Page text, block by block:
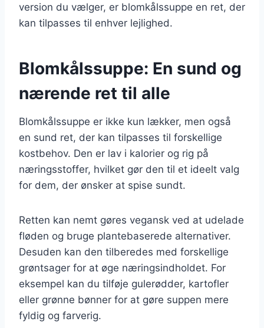
version du vælger, er blomkålssuppe en ret, der
kan tilpasses til enhver lejlighed.
Blomkålssuppe: En sund og
nærende ret til alle
Blomkålssuppe er ikke kun lækker, men også
en sund ret, der kan tilpasses til forskellige
kostbehov. Den er lav i kalorier og rig på
næringsstoffer, hvilket gør den til et ideelt valg
for dem, der ønsker at spise sundt.
Retten kan nemt gøres vegansk ved at udelade
fløden og bruge plantebaserede alternativer.
Desuden kan den tilberedes med forskellige
grøntsager for at øge næringsindholdet. For
eksempel kan du tilføje gulerødder, kartofler
eller grønne bønner for at gøre suppen mere
fyldig og farverig.